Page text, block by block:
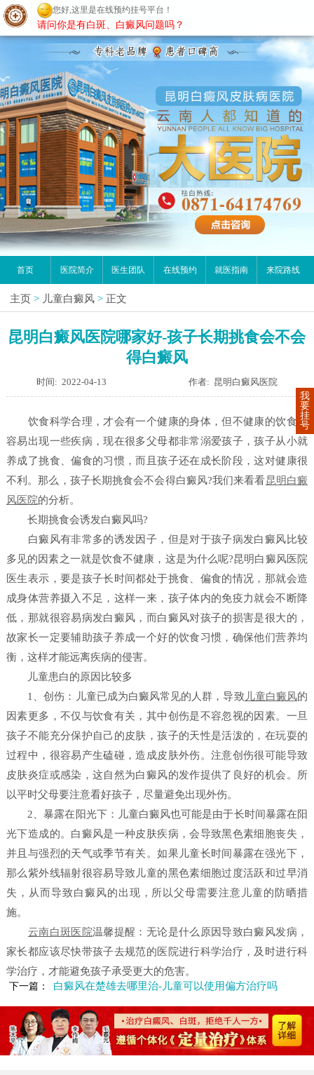
昆明白癜风医院
首页 医院简介 医生团队 在线预约 就医指南 来院路线
主页 > 儿童白癜风 > 正文
昆明白癜风医院哪家好-孩子长期挑食会不会
得白癜风
时间: 2022-04-13 作者: 昆明白癜风医院
饮食科学合理，才会有一个健康的身体，但不健康的饮食很
容易出现一些疾病，现在很多父母都非常溺爱孩子，孩子从小就
养成了挑食、偏食的习惯，而且孩子还在成长阶段，这对健康很
不利。那么，孩子长期挑食会不会得白癜风?我们来看看昆明白癜
风医院的分析。
长期挑食会诱发白癜风吗?
白癜风有非常多的诱发因子，但是对于孩子病发白癜风比较
多见的因素之一就是饮食不健康，这是为什么呢?昆明白癜风医院
医生表示，要是孩子长时间都处于挑食、偏食的情况，那就会造
成身体营养摄入不足，这样一来，孩子体内的免疫力就会不断降
低，那就很容易病发白癜风，而白癜风对孩子的损害是很大的，
故家长一定要辅助孩子养成一个好的饮食习惯，确保他们营养均
衡，这样才能远离疾病的侵害。
儿童患白的原因比较多
1、创伤：儿童已成为白癜风常见的人群，导致儿童白癜风的
因素更多，不仅与饮食有关，其中创伤是不容忽视的因素。一旦
孩子不能充分保护自己的皮肤，孩子的天性是活泼的，在玩耍的
过程中，很容易产生磕碰，造成皮肤外伤。注意创伤很可能导致
皮肤炎症或感染，这自然为白癜风的发作提供了良好的机会。所
以平时父母要注意看好孩子，尽量避免出现外伤。
2、暴露在阳光下：儿童白癜风也可能是由于长时间暴露在阳
光下造成的。白癜风是一种皮肤疾病，会导致黑色素细胞丧失，
并且与强烈的天气或季节有关。如果儿童长时间暴露在强光下，
那么紫外线辐射很容易导致儿童的黑色素细胞过度活跃和过早消
失，从而导致白癜风的出现，所以父母需要注意儿童的防晒措
施。
云南白斑医院温馨提醒：无论是什么原因导致白癜风发病，
家长都应该尽快带孩子去规范的医院进行科学治疗，及时进行科
学治疗，才能避免孩子承受更大的危害。
下一篇： 白癜风在楚雄去哪里治-儿童可以使用偏方治疗吗
我
要
挂
号
您好,这里是在线预约挂号平台！
请问你是有白斑、白癜风问题吗？